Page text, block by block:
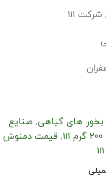
111
های گیاهی, صنایع
, قیمت دمنوش